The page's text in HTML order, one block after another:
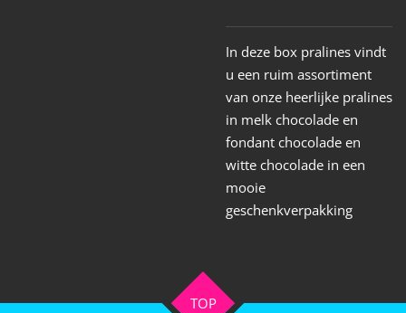
In deze box pralines vindt
u een ruim assortiment
van onze heerlijke pralines
in melk chocolade en
fondant chocolade en
witte chocolade in een
mooie
geschenkverpakking
TOP